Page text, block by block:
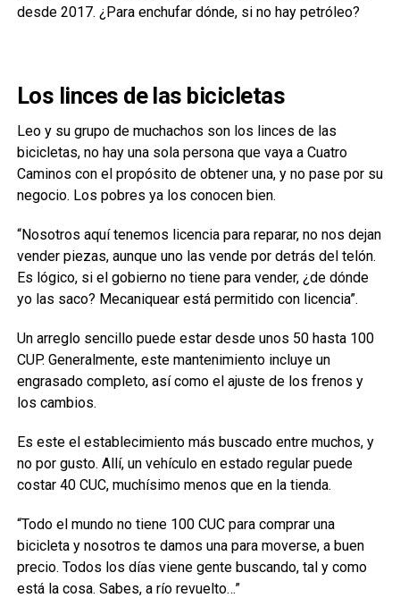
desde 2017. ¿Para enchufar dónde, si no hay petróleo?
Los linces de las bicicletas
Leo y su grupo de muchachos son los linces de las
bicicletas, no hay una sola persona que vaya a Cuatro
Caminos con el propósito de obtener una, y no pase por su
negocio. Los pobres ya los conocen bien.
“Nosotros aquí tenemos licencia para reparar, no nos dejan
vender piezas, aunque uno las vende por detrás del telón.
Es lógico, si el gobierno no tiene para vender, ¿de dónde
yo las saco? Mecaniquear está permitido con licencia”.
Un arreglo sencillo puede estar desde unos 50 hasta 100
CUP. Generalmente, este mantenimiento incluye un
engrasado completo, así como el ajuste de los frenos y
los cambios.
Es este el establecimiento más buscado entre muchos, y
no por gusto. Allí, un vehículo en estado regular puede
costar 40 CUC, muchísimo menos que en la tienda.
“Todo el mundo no tiene 100 CUC para comprar una
bicicleta y nosotros te damos una para moverse, a buen
precio. Todos los días viene gente buscando, tal y como
está la cosa. Sabes, a río revuelto…”